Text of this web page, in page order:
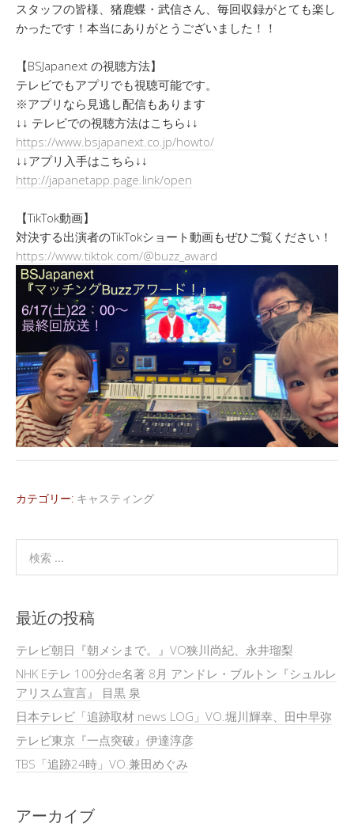
スタッフの皆様、猪鹿蝶・武信さん、毎回収録がとても楽し
かったです！本当にありがとうございました！！
【BSJapanext の視聴方法】
テレビでもアプリでも視聴可能です。
※アプリなら見逃し配信もあります
↓↓ テレビでの視聴方法はこちら↓↓
https://www.bsjapanext.co.jp/howto/
↓↓アプリ入手はこちら↓↓
http://japanetapp.page.link/open
【TikTok動画】
対決する出演者のTikTokショート動画もぜひご覧ください！
https://www.tiktok.com/@buzz_award
カテゴリー: キャスティング
最近の投稿
テレビ朝日『朝メシまで。』VO狭川尚紀、永井瑠梨
NHK Eテレ 100分de名著 8月 アンドレ・ブルトン『シュルレ
アリスム宣言』 目黒 泉
日本テレビ「追跡取材 news LOG」VO.堀川輝幸、田中早弥
テレビ東京『一点突破』伊達淳彦
TBS「追跡24時」VO.兼田めぐみ
アーカイブ